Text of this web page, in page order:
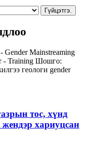
Гүйцэтгэ.
Mainstreaming
- Training Шошго:
геологи gender
тос, хүнд
хариуцсан